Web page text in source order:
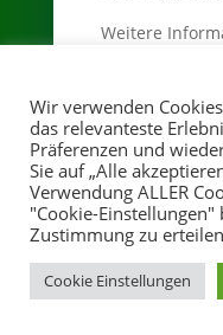
Weitere
und in der
Google:
https://
hl=de.
Quelle: https://
Wir verwenden
das relevanteste
Präferenzen und
Sie auf „Alle
Verwendung ALLER
"Cookie-
Zustimmung zu
Cookie Einstellungen